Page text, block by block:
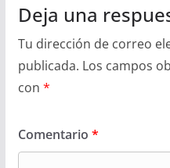
Deja una
Tu dirección de correo
publicada. Los campos
con *
Comentario *